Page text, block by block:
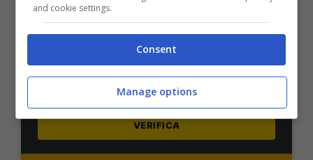
BONUS PLANETWIN365: FINO A 2050€
Planetwin365: 2050€ per sport e scommesse
in Bonus Scommesse + 100% fino a 50€ in Bonus
Sport
2050€
VERIFICA
and cookie settings.
Consent
Manage options